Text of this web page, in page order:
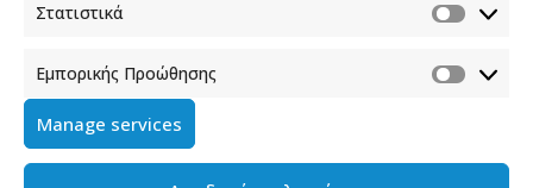
Στατιστικά
Εμπορικής Προώθησης
Manage services
Καλλιθέα, 176 71 Αθήνα